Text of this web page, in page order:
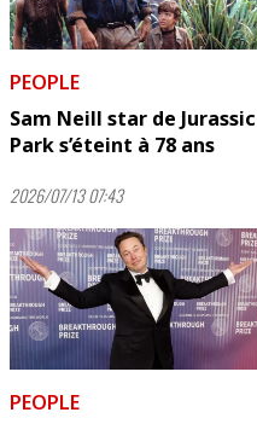
PEOPLE
Sam Neill star de Jurassic
Park s’éteint à 78 ans
2026/07/13 07:43
PEOPLE